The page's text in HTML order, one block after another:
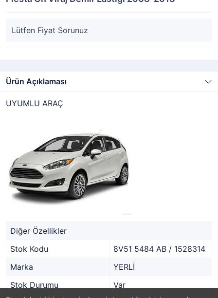
Lütfen Fiyat Sorunuz
Ürün Açıklaması
UYUMLU ARAÇ
Diğer Özellikler
Stok Kodu
8V51 5484 AB / 1528314
Marka
YERLİ
Stok Durumu
Var